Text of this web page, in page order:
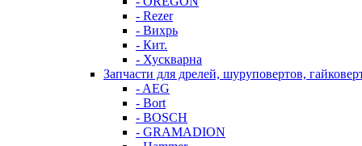
- Rezer
- Вихрь
- Кит.
- Хускварна
Запчасти для дрелей, шуруповертов,
- AEG
- Bort
- BOSCH
- GRAMADION